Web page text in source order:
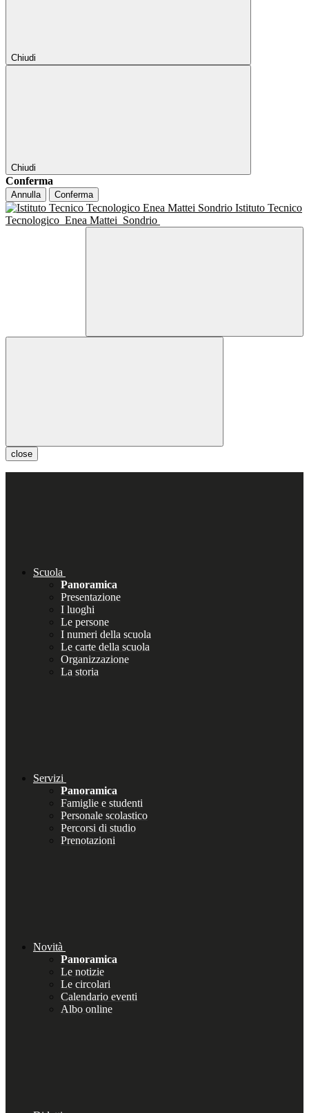
Chiudi
Chiudi
Conferma
Annulla Conferma
Istituto Tecnico
Tecnologico Enea Mattei Sondrio
close
Scuola
Panoramica
Presentazione
I luoghi
Le persone
I numeri della scuola
Le carte della scuola
Organizzazione
La storia
Servizi
Panoramica
Famiglie e studenti
Personale scolastico
Percorsi di studio
Prenotazioni
Novità
Panoramica
Le notizie
Le circolari
Calendario eventi
Albo online